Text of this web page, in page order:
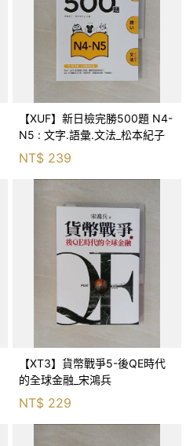
【XUF】新日檢完勝500題 N4-
N5 : 文字.語彙.文法_松本紀子
NT$ 239
【XT3】貨幣戰爭5-後QE時代
的全球金融_宋鴻兵
NT$ 229